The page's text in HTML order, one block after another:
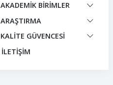
AKADEMİK BİRİMLER
ARAŞTIRMA
KALİTE GÜVENCESİ
İLETİŞİM